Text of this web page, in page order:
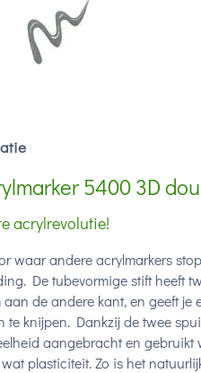
5400 3D
acrylrevolutie!
waar andere acrylmarkers
De tubevormige stift heeft
aan de andere kant, en geeft
te knijpen. Dankzij de twee
aangebracht en gebruikt
plasticiteit. Zo is het